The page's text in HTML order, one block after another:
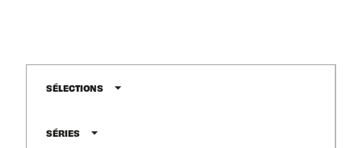
SÉLECTIONS arrow_drop_down
SÉRIES arrow_drop_down